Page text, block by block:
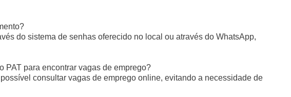
do sistema de senhas oferecido no local ou através do WhatsApp,
PAT para encontrar vagas de emprego?
consultar vagas de emprego online, evitando a necessidade de